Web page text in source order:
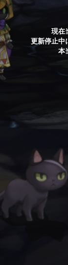
現在
更新停止中
本